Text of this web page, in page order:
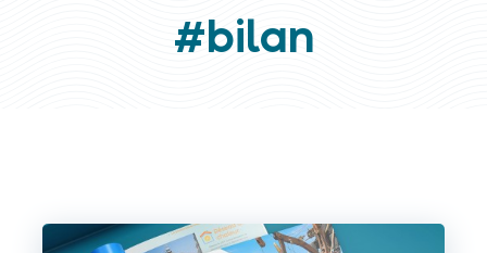
#bilan